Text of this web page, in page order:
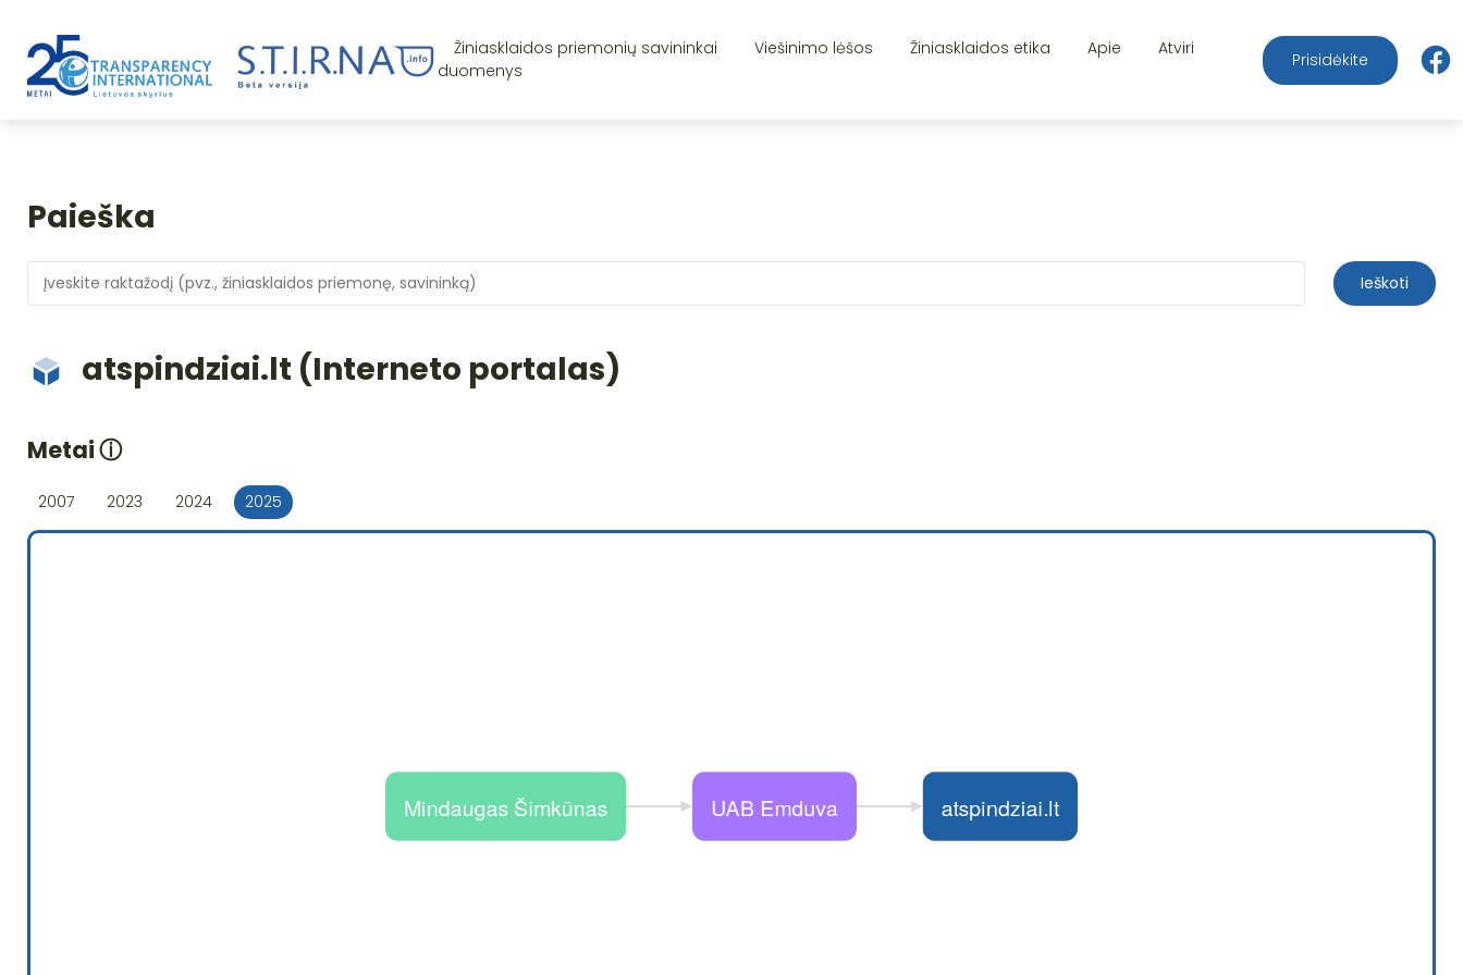
Žiniasklaidos priemonių savininkai Viešinimo lėšos Žiniasklaidos etika Apie
Atviri
duomenys
Prisidėkite
Paieška
Ieškoti
atspindziai.lt (Interneto portalas)
Metaiⓘ
2007 2023 2024 2025